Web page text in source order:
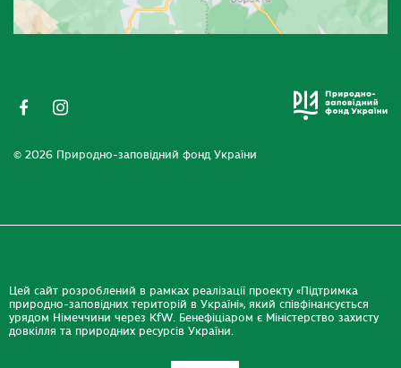
© 2026 Природно-заповідний фонд України
Цей сайт розроблений в рамках реалізації проекту «Підтримка
природно-заповідних територій в Україні», який співфінансується
урядом Німеччини через KfW. Бенефіціаром є Міністерство захисту
довкілля та природних ресурсів України.